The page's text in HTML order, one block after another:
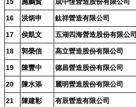
16 洪炳申 鈦祥營造有限公司
17 侯凱文 五湖四海營造股份有限公司
18 郭榮信 高立營造股份有限公司
19 陳豐中 德昌營造股份有限公司
20 陳水添 麗明營造股份有限公司
21 陳建彰 有辰營造有限公司